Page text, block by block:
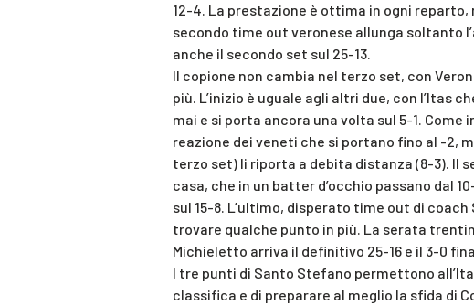
12-4. La prestazione è ottima in ogni
secondo time out veronese allunga soltanto
anche il secondo set sul 25-13.
Il copione non cambia nel terzo set, con
più. L’inizio è uguale agli altri due, con l’Itas
mai e si porta ancora una volta sul 5-1.
reazione dei veneti che si portano fino al -2,
terzo set) li riporta a debita distanza (8-3). Il
casa, che in un batter d’occhio passano dal
sul 15-8. L’ultimo, disperato time out di
trovare qualche punto in più. La serata
Michieletto arriva il definitivo 25-16 e il 3-0
I tre punti di Santo Stefano permettono
classifica e di preparare al meglio la sfida di